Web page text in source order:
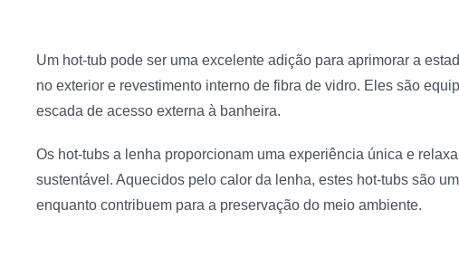
Um hot-tub pode ser uma excelente adição para aprimorar a
no exterior e revestimento interno de fibra de vidro. Eles são
escada de acesso externa à banheira.
Os hot-tubs a lenha proporcionam uma experiência única e
sustentável. Aquecidos pelo calor da lenha, estes hot-tubs são
enquanto contribuem para a preservação do meio ambiente.